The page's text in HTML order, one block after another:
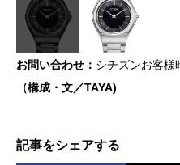
お問い合わせ： シチズンお客様
（構成・文／TAYA)
記事をシェアする